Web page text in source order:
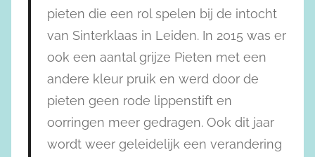
pieten die een rol spelen bij de intocht
van Sinterklaas in Leiden. In 2015 was er
ook een aantal grijze Pieten met een
andere kleur pruik en werd door de
pieten geen rode lippenstift en
oorringen meer gedragen. Ook dit jaar
wordt weer geleidelijk een verandering